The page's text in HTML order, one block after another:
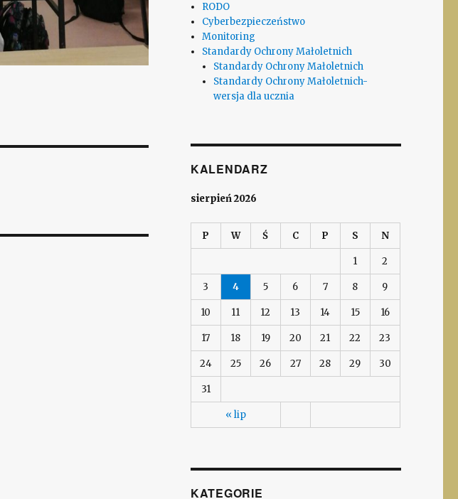
RODO
Cyberbezpieczeństwo
Monitoring
Standardy Ochrony Małoletnich
Standardy Ochrony Małoletnich
Standardy Ochrony Małoletnich-
wersja dla ucznia
KALENDARZ
sierpień 2026
P W Ś C P S N
« lip
1 2
3 4 5 6 7 8 9
10 11 12 13 14 15 16
17 18 19 20 21 22 23
24 25 26 27 28 29 30
31
KATEGORIE